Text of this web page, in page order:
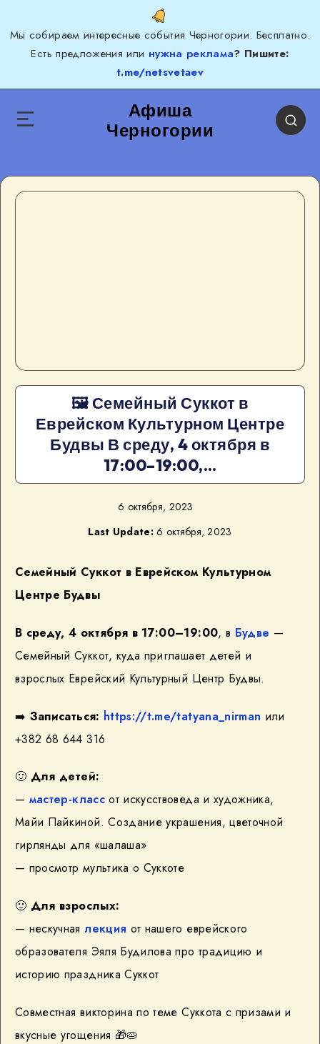
Мы собираем интересные события Черногории. Бесплатно.
Есть предложения или нужна реклама? Пишите:
t.me/netsvetaev
Афиша
Черногории
🖼 Семейный Суккот в
Еврейском Культурном Центре
Будвы В среду, 4 октября в
17:00–19:00,…
6 октября, 2023
Last Update:6 октября, 2023
Семейный Суккот в Еврейском Культурном
Центре Будвы
В среду, 4 октября в 17:00–19:00, в Будве —
Семейный Суккот, куда приглашает детей и
взрослых Еврейский Культурный Центр Будвы.
➡️ Записаться: https://t.me/tatyana_nirman или
+382 68 644 316
🙂 Для детей:
— мастер-классот искусствоведа и художника,
Майи Пайкиной. Создание украшения, цветочной
гирлянды для «шалаша»
— просмотр мультика о Суккоте
🙂 Для взрослых:
— нескучнаялекция от нашего еврейского
образователя Эяля Будилова про традицию и
историю праздника Суккот
Совместная викторина по теме Суккота с призами и
вкусные угощения 🎁🥧